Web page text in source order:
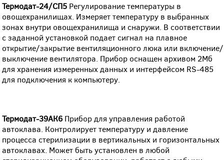
Термодат-24/СП5 Регулирование температуры в
овощехранилищах. Измеряет температуру в выбранных
зонах внутри овощехранилища и снаружи. В соответствии
с заданной установкой подает сигнал на плавное
открытие/закрытие вентиляционного люка или включение/
выключение вентилятора. Прибор оснащен архивом 2Мб
для хранения измеренных данных и интерфейсом RS-485
для подключения к компьютеру.
Термодат-39АК6 Прибор для управления работой
автоклава. Контролирует температуру и давление
процесса стерилизации в вертикальных и горизонтальных
автоклавах. Может быть установлен в любой